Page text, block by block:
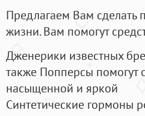
Предлагаем Вам сделать
жизни. Вам помогут
Дженерики известных
также Попперсы помогут
насыщенной и яркой
Синтетические гормоны